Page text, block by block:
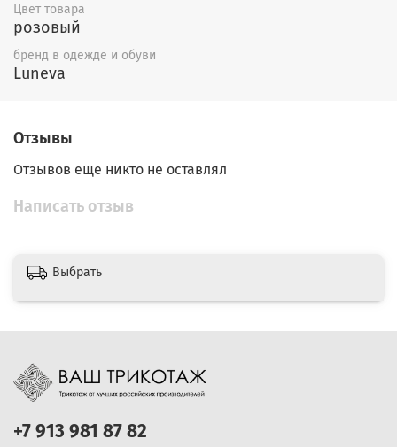
Цвет товара
розовый
бренд в одежде и обуви
Luneva
Отзывы
Отзывов еще никто не оставлял
Написать отзыв
Выбрать
+7 913 981 87 82